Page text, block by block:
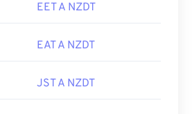
EET A NZDT
EAT A NZDT
JST A NZDT